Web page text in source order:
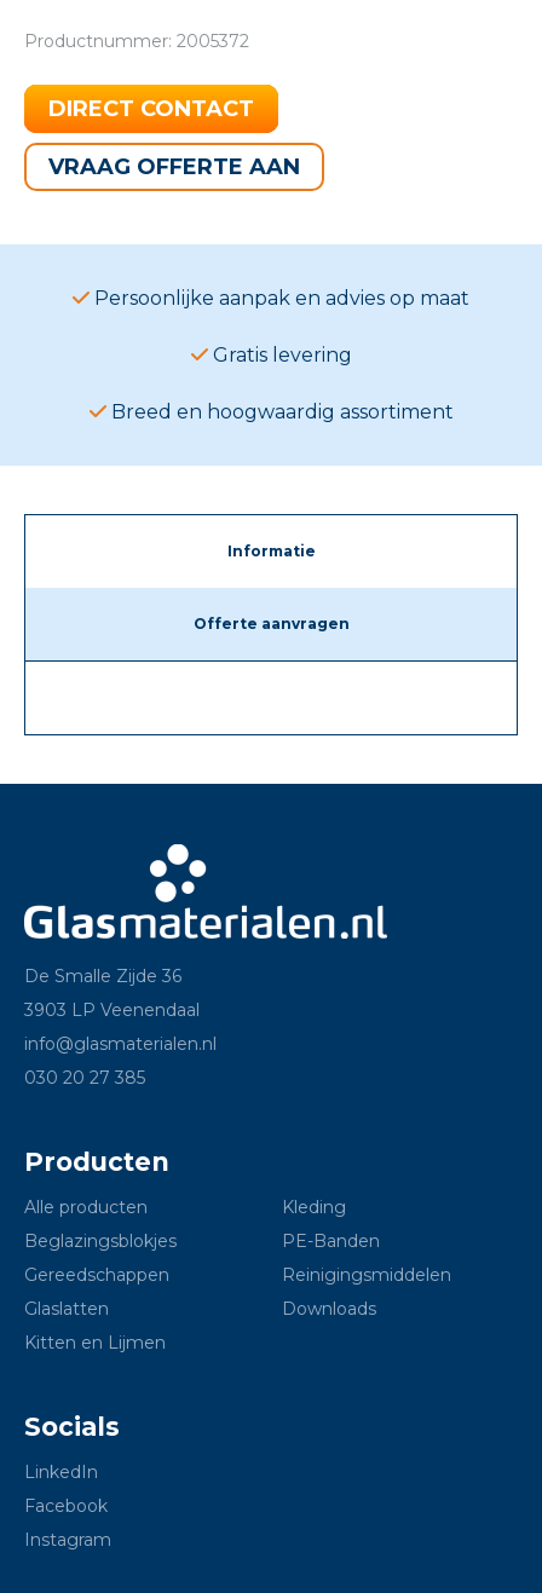
Productnummer: 2005372
DIRECT CONTACT
VRAAG OFFERTE AAN
Persoonlijke aanpak en advies op maat
Gratis levering
Breed en hoogwaardig assortiment
Informatie
Offerte aanvragen
De Smalle Zijde 36
3903 LP Veenendaal
info@glasmaterialen.nl
030 20 27 385
Producten
Alle producten
Beglazingsblokjes
Gereedschappen
Glaslatten
Kitten en Lijmen
Kleding
PE-Banden
Reinigingsmiddelen
Downloads
Socials
LinkedIn
Facebook
Instagram